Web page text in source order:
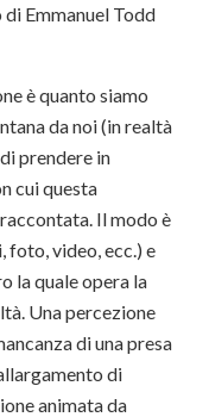
Emmanuel Todd
è quanto siamo
da noi (in realtà
prendere in
cui questa
Il modo è
video, ecc.) e
la quale opera la
Una percezione
di una presa
di
animata da